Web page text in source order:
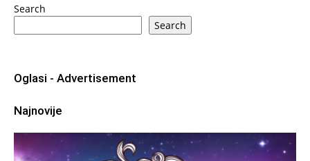
Search
Search
Oglasi - Advertisement
Najnovije